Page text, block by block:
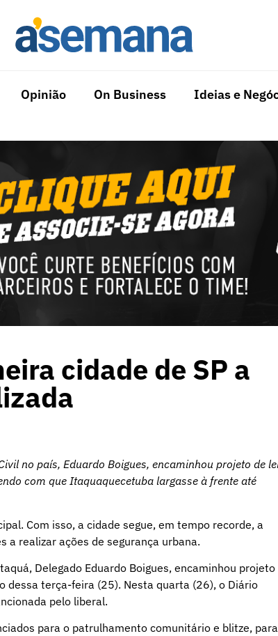
Opinião On Business Ideias e
cidade de SP a
no país, Eduardo Boigues, encaminhou projeto de
com que Itaquaquecetuba largasse à frente até
Com isso, a cidade segue, em tempo recorde, a
a realizar ações de segurança urbana.
Delegado Eduardo Boigues, encaminhou projeto
dessa terça-feira (25). Nesta quarta (26), o Diário
pelo liberal.
para o patrulhamento comunitário e blitze, para